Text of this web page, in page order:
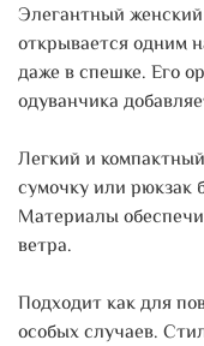
Элегантный
открывается одним
даже в спешке. Его
одуванчика
Легкий и
сумочку или рюкзак
Материалы
ветра.
Подходит как для
особых случаев.